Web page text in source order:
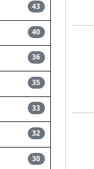
43
40
36
35
33
32
30